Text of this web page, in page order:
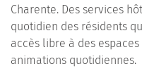
Charente. Des services
quotidien des résidents
accès libre à des
animations quotidiennes.